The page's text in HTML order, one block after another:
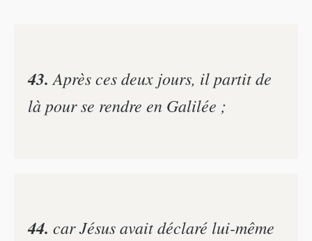
43. Après ces deux jours, il partit de
là pour se rendre en Galilée ;
44. car Jésus avait déclaré lui-même